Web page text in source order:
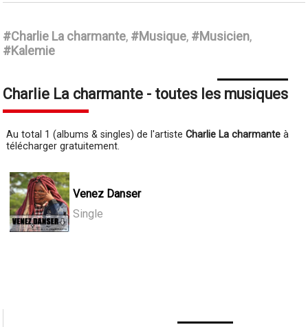
#Charlie La charmante, #Musique, #Musicien,
#Kalemie
Charlie La charmante - toutes les musiques
Au total 1 (albums & singles) de l'artisteCharlie La charmante à
télécharger gratuitement.
Venez Danser
Single